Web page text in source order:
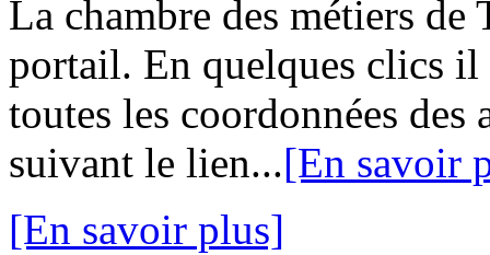
La chambre des métiers de
portail. En quelques clics il
toutes les coordonnées des
suivant le lien...[En savoir
[En savoir plus]